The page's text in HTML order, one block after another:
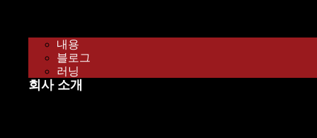
내용
블로그
러닝
회사 소개